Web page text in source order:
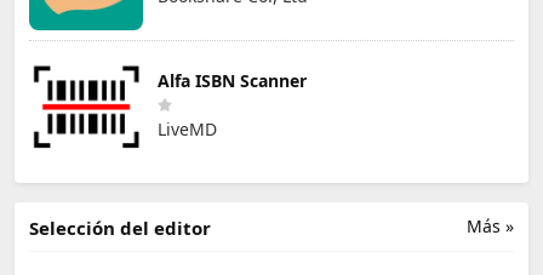
Alfa ISBN Scanner
LiveMD
Más »
Selección del editor